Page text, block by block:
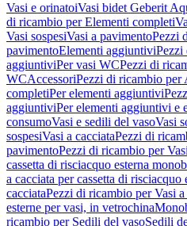
Vasi e orinatoiVasi bidet Geberit
di ricambio per Elementi completi
Vasi sospesiVasi a pavimentoPezzi
pavimentoElementi aggiuntiviPezzi
aggiuntiviPer vasi WCPezzi di
WCAccessoriPezzi di ricambio per
completiPer elementi aggiuntivi
aggiuntiviPer elementi aggiuntivi e
consumoVasi e sedili del vasoVasi
sospesiVasi a cacciataPezzi di
pavimentoPezzi di ricambio per
cassetta di risciacquo esterna
a cacciata per cassetta di
cacciataPezzi di ricambio per Vasi a
esterne per vasi, in vetrochina
ricambio per Sedili del vasoSedili